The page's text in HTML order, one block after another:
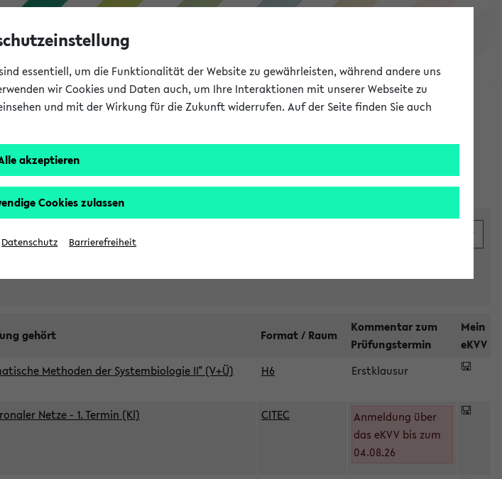
eKVV
gehört Format / Raum
Kommentar zum
Prüfungstermin
Mein
eKVV
Methoden der Systembiologie II" (V+Ü)
H6 Erstklausur
Netze - 1. Termin (Kl) CITEC
Anmeldung über
das eKVV bis zum
04.08.26
essentiell, um die Funktionalität der Website zu gewährleisten, während andere uns
wir Cookies und Daten auch, um Ihre Interaktionen mit unserer Webseite zu
und mit der Wirkung für die Zukunft widerrufen. Auf der Seite finden Sie auch
akzeptieren
Cookies zulassen
Datenschutz Barrierefreiheit